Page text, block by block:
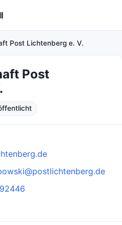
Post Lichtenberg e. V.
Post